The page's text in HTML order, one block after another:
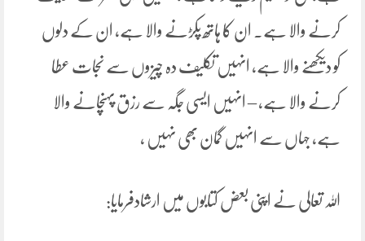
کرنے والا ہے۔ ان کا ہاتھ پکڑنے والا ہے، ان کے دلوں
کو دیکھنے والا ہے، انہیں تکلیف دہ چیزوں سے نجات عطا
کرنے والا ہے، – انہیں ایسی جگہ سے رزق پہنچانے والا
ہے، جہاں سے انہیں گمان بھی نہیں ،
اللہ تعالی نے اپنی بعض کتابوں میں ارشادفرمایا: